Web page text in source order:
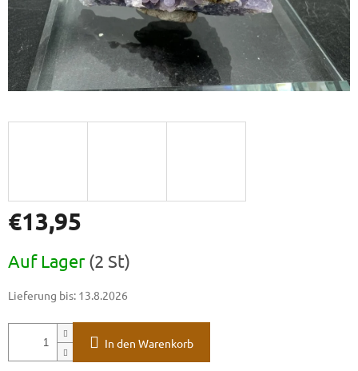
€13,95
Auf Lager(2 St)
Lieferung bis: 13.8.2026
In den Warenkorb